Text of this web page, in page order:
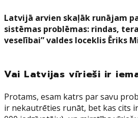
Latvijā arvien skaļāk runājam
sistēmas problēmas: rindas,
veselībai” valdes loceklis Ēriks
Vai Latvijas vīrieši ir
Protams, esam katrs par savu
ir nekautrēties runāt, bet kas cits